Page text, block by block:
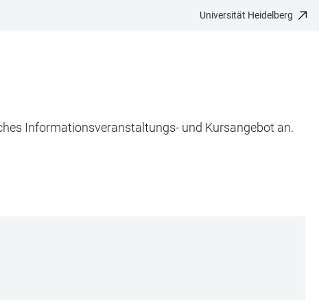
Universität Heidelberg
Informationsveranstaltungs- und Kursangebot an.